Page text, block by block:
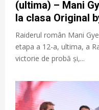
(ultima) – Mani
la clasa Original
Raiderul român Mani
etapa a 12-a, ultima, a
victorie de probă și,...